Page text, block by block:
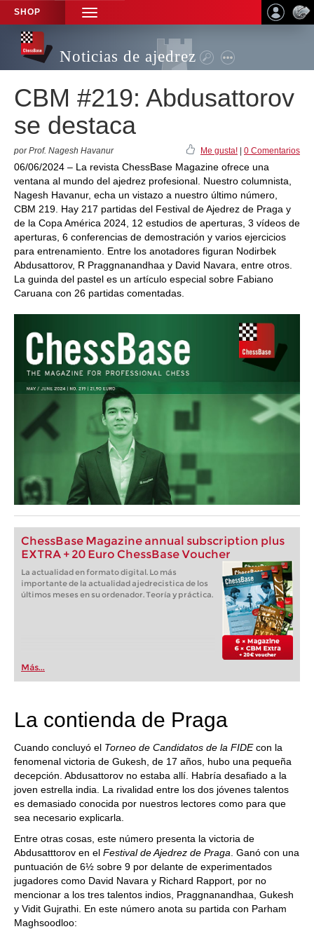
SHOP
TOGGLE
NAVIGATION
Noticias de ajedrez
CBM #219: Abdusattorov
se destaca
por Prof. Nagesh Havanur Me gusta! 0 Comentarios
06/06/2024 – La revista ChessBase Magazine ofrece una
ventana al mundo del ajedrez profesional. Nuestro columnista,
Nagesh Havanur, echa un vistazo a nuestro último número,
CBM 219. Hay 217 partidas del Festival de Ajedrez de Praga y
de la Copa América 2024, 12 estudios de aperturas, 3 vídeos de
aperturas, 6 conferencias de demostración y varios ejercicios
para entrenamiento. Entre los anotadores figuran Nodirbek
Abdusattorov, R Praggnanandhaa y David Navara, entre otros.
La guinda del pastel es un artículo especial sobre Fabiano
Caruana con 26 partidas comentadas.
ChessBase Magazine annual subscription plus
EXTRA + 20 Euro ChessBase Voucher
La actualidad en formato digital. Lo más
importante de la actualidad ajedrecistica de los
últimos meses en su ordenador. Teoría y práctica.
Más...
La contienda de Praga
Cuando concluyó el Torneo de Candidatos de la FIDEcon la
fenomenal victoria de Gukesh, de 17 años, hubo una pequeña
decepción. Abdusattorov no estaba allí. Habría desafiado a la
joven estrella india. La rivalidad entre los dos jóvenes talentos
es demasiado conocida por nuestros lectores como para que
sea necesario explicarla.
Entre otras cosas, este número presenta la victoria de
Abdusatttorov en el Festival de Ajedrez de Praga . Ganó con una
puntuación de 6½ sobre 9 por delante de experimentados
jugadores como David Navara y Richard Rapport, por no
mencionar a los tres talentos indios, Praggnanandhaa, Gukesh
y Vidit Gujrathi. En este número anota su partida con Parham
Maghsoodloo: